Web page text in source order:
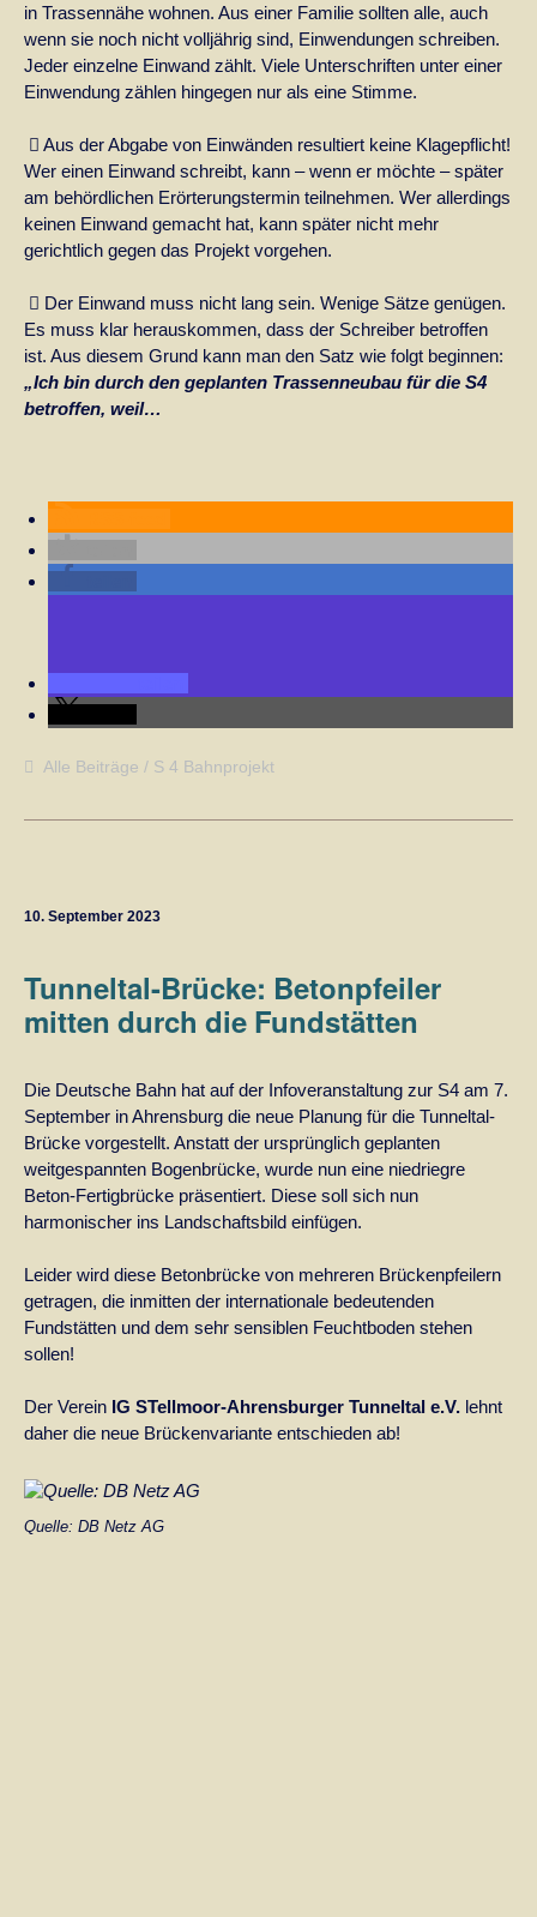
in Trassennähe wohnen. Aus einer Familie sollten alle, auch
wenn sie noch nicht volljährig sind, Einwendungen schreiben.
Jeder einzelne Einwand zählt. Viele Unterschriften unter einer
Einwendung zählen hingegen nur als eine Stimme.
 Aus der Abgabe von Einwänden resultiert keine Klagepflicht!
Wer einen Einwand schreibt, kann – wenn er möchte – später
am behördlichen Erörterungstermin teilnehmen. Wer allerdings
keinen Einwand gemacht hat, kann später nicht mehr
gerichtlich gegen das Projekt vorgehen.
 Der Einwand muss nicht lang sein. Wenige Sätze genügen.
Es muss klar herauskommen, dass der Schreiber betroffen
ist. Aus diesem Grund kann man den Satz wie folgt beginnen:
„Ich bin durch den geplanten Trassenneubau für die S4
betroffen, weil…
Alle Beiträge S 4 Bahnprojekt
10. September 2023
Tunneltal-Brücke: Betonpfeiler
mitten durch die Fundstätten
Die Deutsche Bahn hat auf der Infoveranstaltung zur S4 am 7.
September in Ahrensburg die neue Planung für die Tunneltal-
Brücke vorgestellt. Anstatt der ursprünglich geplanten
weitgespannten Bogenbrücke, wurde nun eine niedriegre
Beton-Fertigbrücke präsentiert. Diese soll sich nun
harmonischer ins Landschaftsbild einfügen.
Leider wird diese Betonbrücke von mehreren Brückenpfeilern
getragen, die inmitten der internationale bedeutenden
Fundstätten und dem sehr sensiblen Feuchtboden stehen
sollen!
Der Verein IG STellmoor-Ahrensburger Tunneltal e.V. lehnt
daher die neue Brückenvariante entschieden ab!
Quelle: DB Netz AG